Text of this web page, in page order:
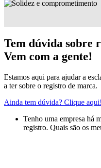
Tem dúvida sobre
Vem com a gente!
Estamos aqui para ajudar a
a ter sobre o registro de marca.
Ainda tem dúvida? Clique aqui!
Tenho uma empresa há
registro. Quais são os